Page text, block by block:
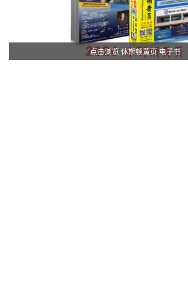
点击浏览 休斯顿黄页 电子书